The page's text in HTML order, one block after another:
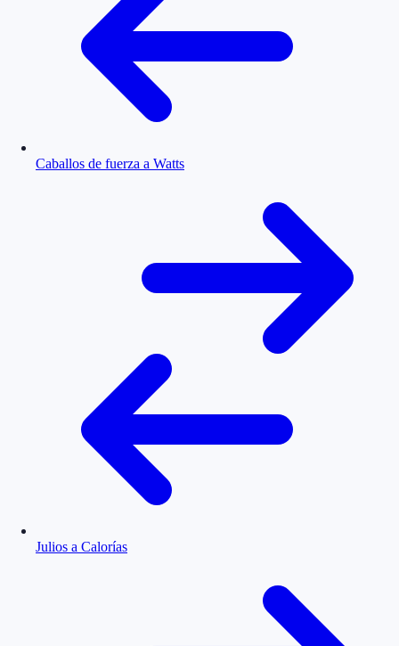
Caballos de fuerza a Watts
Julios a Calorías